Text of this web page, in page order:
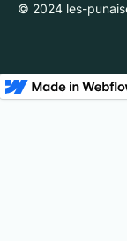
© 2024 les-